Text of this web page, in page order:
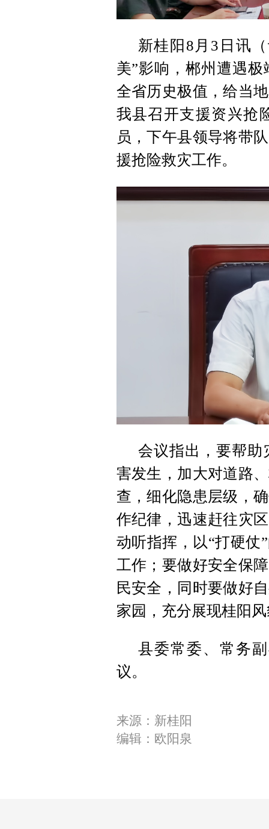
新桂阳8月3日讯
美”影响，郴州遭遇
全省历史极值，给当
我县召开支援资兴抢
员，下午县领导将带
援抢险救灾工作。
会议指出，要帮助
害发生，加大对道路
查，细化隐患层级，
作纪律，迅速赶往灾
动听指挥，以“打硬仗
工作；要做好安全保
民安全，同时要做好
家园，充分展现桂阳
县委常委、常务
议。
来源：新桂阳
编辑：欧阳泉